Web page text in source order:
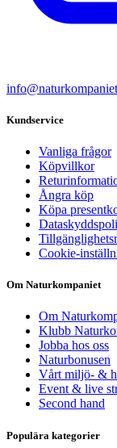
Kundservice
Vanliga frågor
Köpvillkor
Ångra köp
Köpa
Cookie-
Om Naturkompaniet
Om
Klubb
Jobba hos oss
Naturbonusen
Vårt miljö- &
Event & live
Second hand
Populära kategorier